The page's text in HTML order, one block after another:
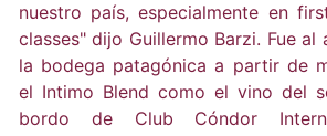
nuestro país, especialmente en
classes" dijo Guillermo Barzi. Fue al
la bodega patagónica a partir de
el Intimo Blend como el vino del
bordo de Club Cóndor